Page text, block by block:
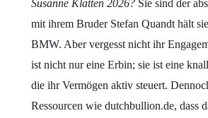
Susanne Klatten 2026? Sie sind der
mit ihrem Bruder Stefan Quandt hält
BMW. Aber vergesst nicht ihr
ist nicht nur eine Erbin; sie ist eine
die ihr Vermögen aktiv steuert.
Ressourcen wie dutchbullion.de, dass